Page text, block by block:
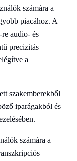
számára a
piacához. A
audio- és
precizitás
a
szakemberekből
iparágakból és
számára a